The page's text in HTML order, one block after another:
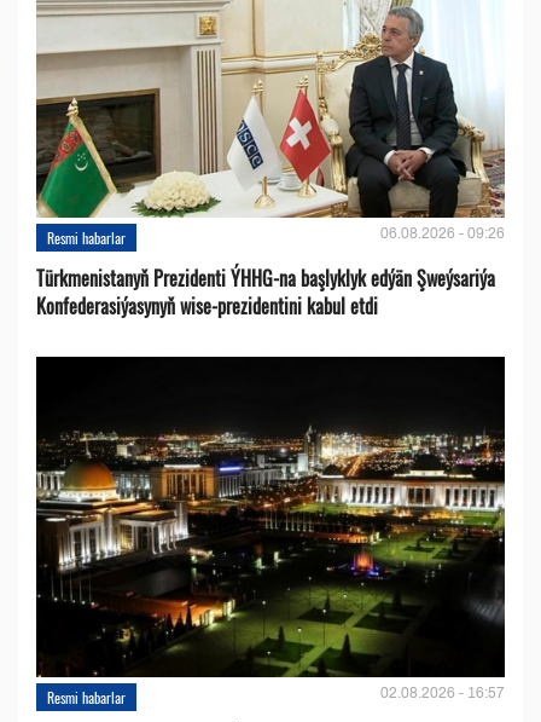
Resmi habarlar 06.08.2026 - 09:26
Türkmenistanyň Prezidenti ÝHHG-na başlyklyk edýän Şweýsariýa
Konfederasiýasynyň wise-prezidentini kabul etdi
Resmi habarlar 02.08.2026 - 16:57